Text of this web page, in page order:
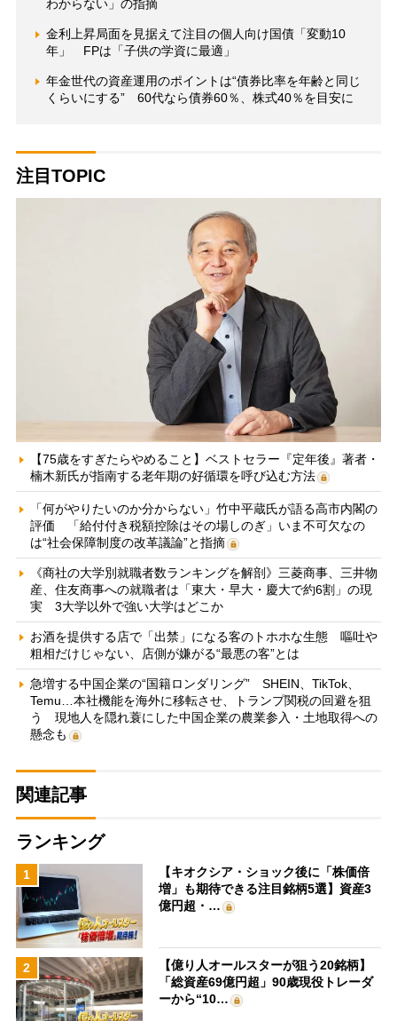
わからない」の指摘
金利上昇局面を見据えて注目の個人向け国債「変動10
年」 FPは「子供の学資に最適」
年金世代の資産運用のポイントは“債券比率を年齢と同じ
くらいにする” 60代なら債券60％、株式40％を目安に
注目TOPIC
【75歳をすぎたらやめること】ベストセラー『定年後』著者・
楠木新氏が指南する老年期の好循環を呼び込む方法
「何がやりたいのか分からない」竹中平蔵氏が語る高市内閣の
評価 「給付付き税額控除はその場しのぎ」いま不可欠なの
は“社会保障制度の改革議論”と指摘
《商社の大学別就職者数ランキングを解剖》三菱商事、三井物
産、住友商事への就職者は「東大・早大・慶大で約6割」の現
実 3大学以外で強い大学はどこか
お酒を提供する店で「出禁」になる客のトホホな生態 嘔吐や
粗相だけじゃない、店側が嫌がる“最悪の客”とは
急増する中国企業の“国籍ロンダリング” SHEIN、TikTok、
Temu…本社機能を海外に移転させ、トランプ関税の回避を狙
う 現地人を隠れ蓑にした中国企業の農業参入・土地取得への
懸念も
関連記事
ランキング
1
【キオクシア・ショック後に「株価倍
増」も期待できる注目銘柄5選】資産3
億円超・…
2
【億り人オールスターが狙う20銘柄】
「総資産69億円超」90歳現役トレーダ
ーから“10…